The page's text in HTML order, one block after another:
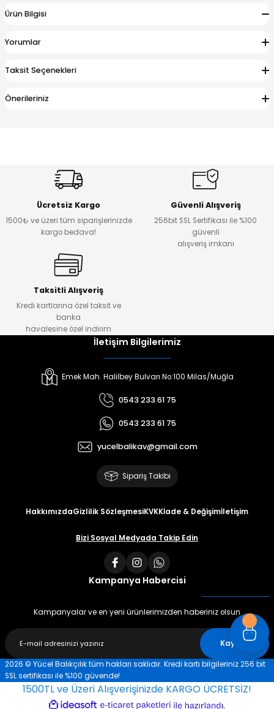
Ürün Bilgisi
Yorumlar
Taksit Seçenekleri
Önerileriniz
Ücretsiz Kargo
1500₺ ve üzeri tüm siparişlerinizde
kargo bedava!
Güvenli Alışveriş
256bit SSL Sertifikası ile %100
güvenli
alışveriş imkanı
Taksitli Alışveriş
Kredi kartlarına özel taksit ve
banka
havalesine özel indirim
İletişim Bilgilerimiz
Emek Mah. Halilbey Bulvarı No:100 Milas/Muğla
0543 233 61 75
0543 233 61 75
yucelbalikav@gmail.com
Sipariş Takibi
HakkımızdaGizlilik SözleşmesiKVKKİade & Değişimİletişim
Bizi Sosyal Medyada Takip Edin
Kampanya Habercisi
Kampanyalar ve en yeni ürünlerimizden haberiniz olsun
Kaydet
2026 © Yücel Balıkçılık tüm hakları saklıdır. Kredi kartı bilgileriniz 256 bit
SSL sertifikası ile %100 güvende!
1500TL ve Üzeri Alışverişinizde KARGO ÜCRETSİZ!
ideasoft e-